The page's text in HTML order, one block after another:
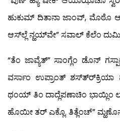
ಹುಕುಮ್ ದಿತಾನಾ ಜಾಂವ್, ಮೊಠೊ
ಆಸ್‍ಲ್ಲೆ ನ್ಹಯ್‍ವೇ” ಸವಾಲ್ ಕೆಲೆಂ
“ತೆಂ ಜಾವ್ಯೆತ್” ಸಾಂಗ್ಲೆಂ ಡೊನ್
ವರ್ಸಾಂ ಉಪ್ರಾಂತ್ ಶಸ್ತ್ರ್‍ಕ್ರಿಯಾ
ಥಂಯ್ ತಿಂ ದಾದ್ಲೆಪಣಾಚಿಂ ಭಾಯ್ಲಿಂ
ಹೊಯೀ ತರ್ ಎಕ್ಲೊ. ತಿತ್ಲೆಂಚ್”